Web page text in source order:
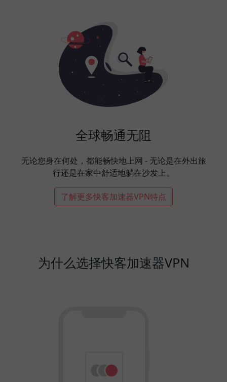
全球畅通无阻
无论您身在何处，都能畅快地上网 - 无论是在外出旅
行还是在家中舒适地躺在沙发上。
了解更多快客加速器VPN特点
为什么选择快客加速器VPN